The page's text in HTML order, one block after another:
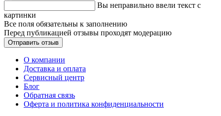
Вы неправильно ввели текст с
картинки
Все поля обязательны к заполнению
Перед публикацией отзывы проходят модерацию
О компании
Доставка и оплата
Сервисный центр
Блог
Обратная связь
Оферта и политика конфиденциальности